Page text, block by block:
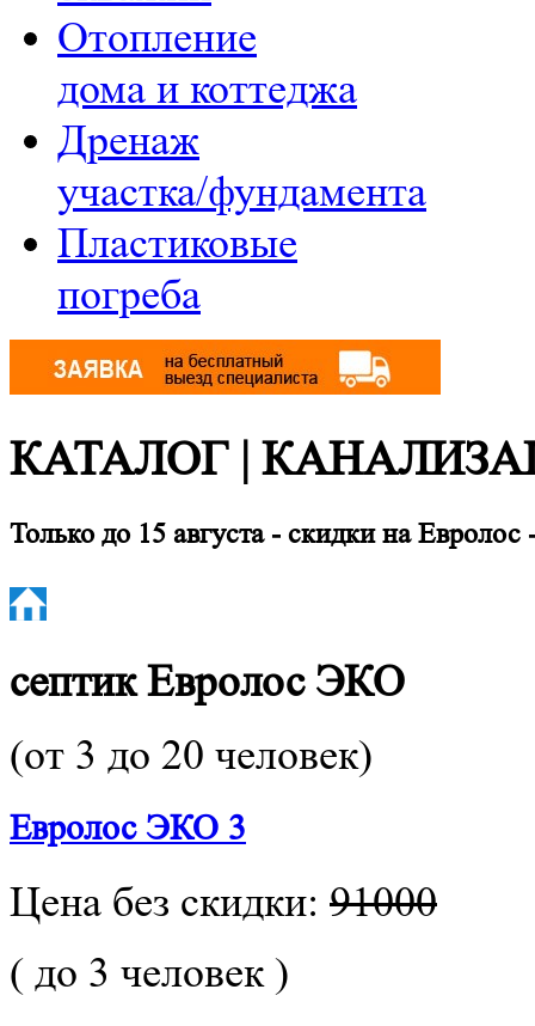
Отопление
дома и коттеджа
Дренаж
участка/фундамента
Пластиковые
погреба
КАТАЛОГ |
Только до 15 августа- скидки на Евролос
септикЕвролос ЭКО
(от 3 до 20 человек)
Евролос ЭКО 3
Цена без скидки: 91000
( до 3 человек )